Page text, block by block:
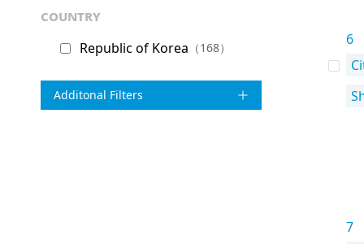
country
Republic of Korea （168）
Additonal Filters
6
7